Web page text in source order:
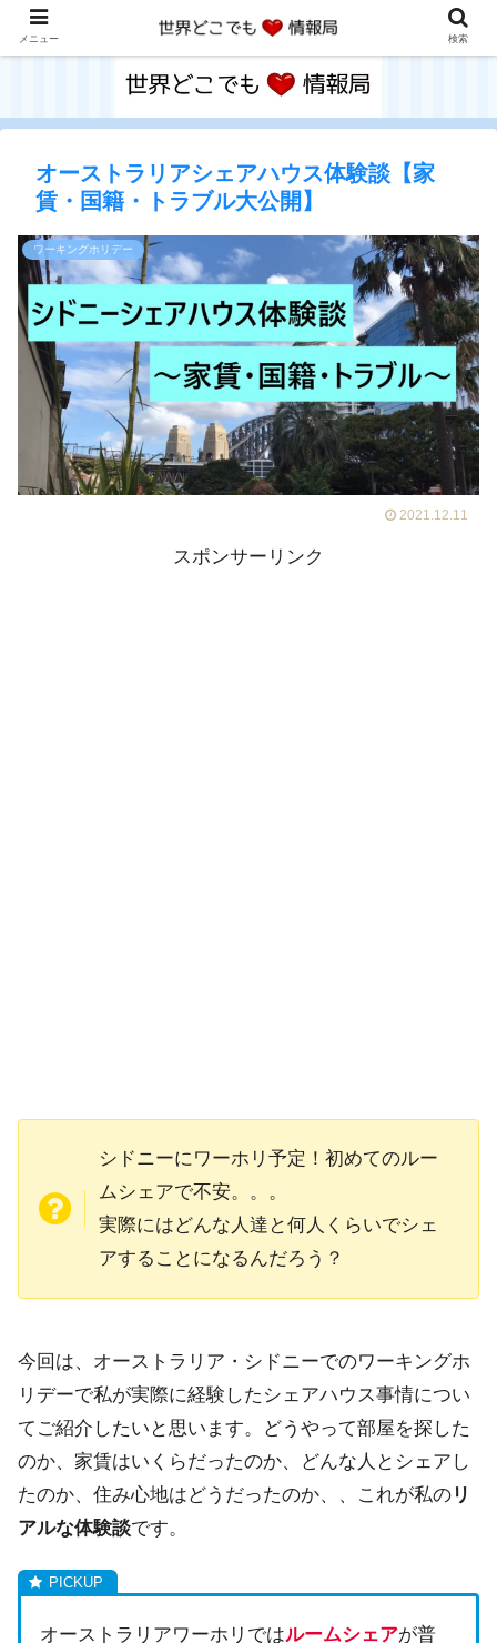
オーストラリアシェアハウス体験談【家
賃・国籍・トラブル大公開】
ワーキングホリデー
2021.12.11
スポンサーリンク
シドニーにワーホリ予定！初めてのルー
ムシェアで不安。。。
実際にはどんな人達と何人くらいでシェ
アすることになるんだろう？
今回は、オーストラリア・シドニーでのワーキングホ
リデーで私が実際に経験したシェアハウス事情につい
てご紹介したいと思います。どうやって部屋を探した
のか、家賃はいくらだったのか、どんな人とシェアし
たのか、住み心地はどうだったのか、、これが私の リ
アルな体験談です。
オーストラリアワーホリではルームシェアが普
メニュー 検索